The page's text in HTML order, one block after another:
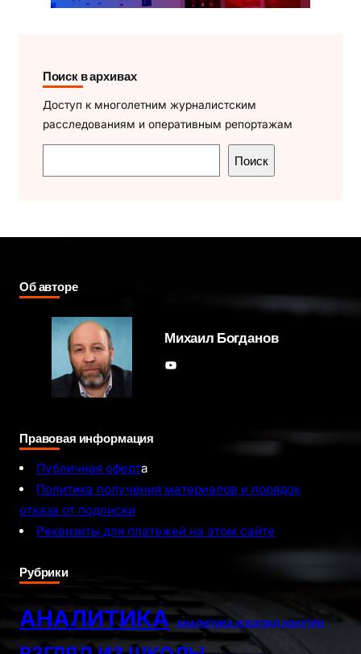
Поиск в архивах
Доступ к многолетним журналистским
расследованиям и оперативным репортажам
о
к
Поиск
Об авторе
Михаил Богданов
YouTube
Правовая информация
Публичная оферта
Политика получения материалов и порядок
отказа от подписки
Реквизиты для платежей на этом сайте
Рубрики
АНАЛИТИКА АНАЛИТИКА И ВЗГЛЯД ИЗНУТРИ